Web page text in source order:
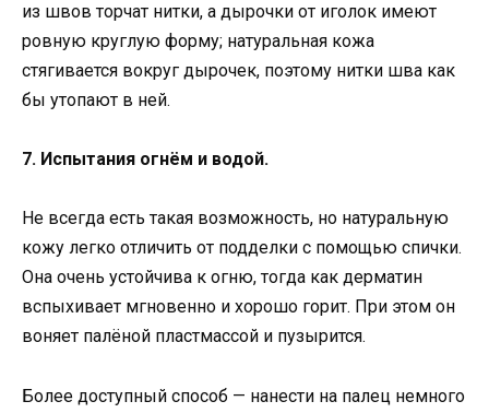
из швов торчат нитки, а дырочки от иголок имеют
ровную круглую форму; натуральная кожа
стягивается вокруг дырочек, поэтому нитки шва как
бы утопают в ней.
7. Испытания огнём и водой.
Не всегда есть такая возможность, но натуральную
кожу легко отличить от подделки с помощью спички.
Она очень устойчива к огню, тогда как дерматин
вспыхивает мгновенно и хорошо горит. При этом он
воняет палёной пластмассой и пузырится.
Более доступный способ — нанести на палец немного